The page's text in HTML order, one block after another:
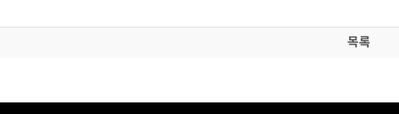
목록